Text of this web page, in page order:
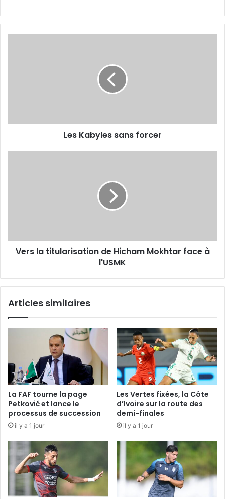
Les Kabyles sans forcer
l'USMK
Vers la titularisation de Hicham Mokhtar face à
l'USMK
Articles similaires
La FAF tourne la page
Petković et lance le
processus de succession
il y a 1 jour
Les Vertes fixées, la Côte
d’Ivoire sur la route des
demi-finales
il y a 1 jour